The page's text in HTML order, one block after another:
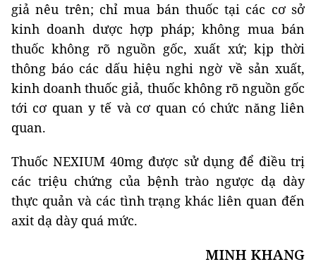
giả nêu trên; chỉ mua bán thuốc tại các cơ sở
kinh doanh dược hợp pháp; không mua bán
thuốc không rõ nguồn gốc, xuất xứ; kịp thời
thông báo các dấu hiệu nghi ngờ về sản xuất,
kinh doanh thuốc giả, thuốc không rõ nguồn gốc
tới cơ quan y tế và cơ quan có chức năng liên
quan.
Thuốc NEXIUM 40mg được sử dụng để điều trị
các triệu chứng của bệnh trào ngược dạ dày
thực quản và các tình trạng khác liên quan đến
axit dạ dày quá mức.
MINH KHANG